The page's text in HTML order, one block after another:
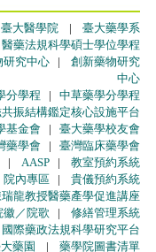
臺大醫學院| 臺大藥學系
醫藥法規科學碩士學位學程
研究中心| 創新藥物研究
中心
分學程 | 中草藥學分學程
振結構鑑定核心設施平台
基金會| 臺大藥學校友會
藥學會| 臺灣臨床藥學會
| AASP| 教室預約系統
院內專區| 貴儀預約系統
瑞龍教授醫藥產學促進講座
徽／院歌 | 修繕管理系統
國際藥政法規科學研究平台
藥園 | 藥學院圖書清單